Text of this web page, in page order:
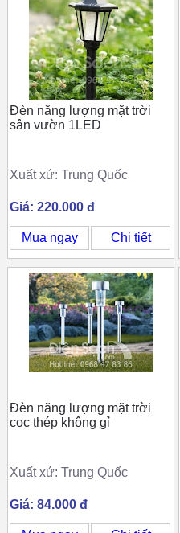
Đèn năng lượng mặt trời
sân vườn 1LED
Xuất xứ: Trung Quốc
Giá: 220.000 đ
Mua ngay Chi tiết
Đèn năng lượng mặt trời
cọc thép không gỉ
Xuất xứ: Trung Quốc
Giá: 84.000 đ